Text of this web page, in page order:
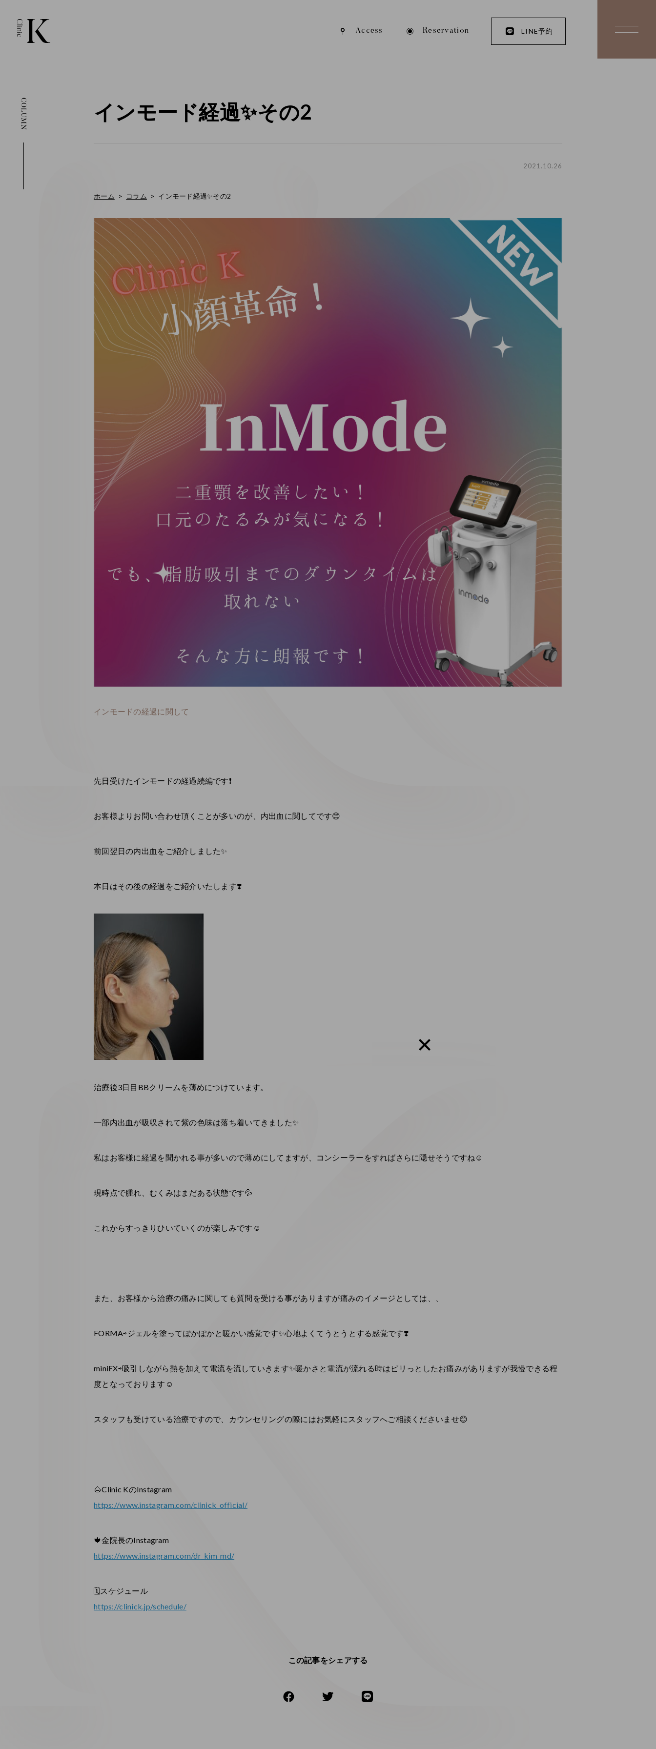
Access Reservation LINE予約
COLUMN インモード経過✨その2
2021.10.26
ホーム コラム インモード経過✨その2
インモードの経過に関して
先日受けたインモードの経過続編です❗️
お客様よりお問い合わせ頂くことが多いのが、内出血に関してです😊
前回翌日の内出血をご紹介しました✨
本日はその後の経過をご紹介いたします❣️
治療後3日目BBクリームを薄めにつけています。
一部内出血が吸収されて紫の色味は落ち着いてきました✨
私はお客様に経過を聞かれる事が多いので薄めにしてますが、コンシーラーをすればさらに隠せそうですね☺️
現時点で腫れ、むくみはまだある状態です💦
これからすっきりひいていくのが楽しみです☺️
また、お客様から治療の痛みに関しても質問を受ける事がありますが痛みのイメージとしては、、
FORMA⇨ジェルを塗ってぽかぽかと暖かい感覚です✨心地よくてうとうとする感覚です❣️
miniFX⇨吸引しながら熱を加えて電流を流していきます✨暖かさと電流が流れる時はピリっとしたお痛みがありますが我慢できる程
度となっております☺️
スタッフも受けている治療ですので、カウンセリングの際にはお気軽にスタッフへご相談くださいませ😊
🌰Clinic KのInstagram
https://www.instagram.com/clinick_official/
🍁金院長のInstagram
https://www.instagram.com/dr_kim_md/
🗓スケジュール
https://clinick.jp/schedule/
この記事をシェアする